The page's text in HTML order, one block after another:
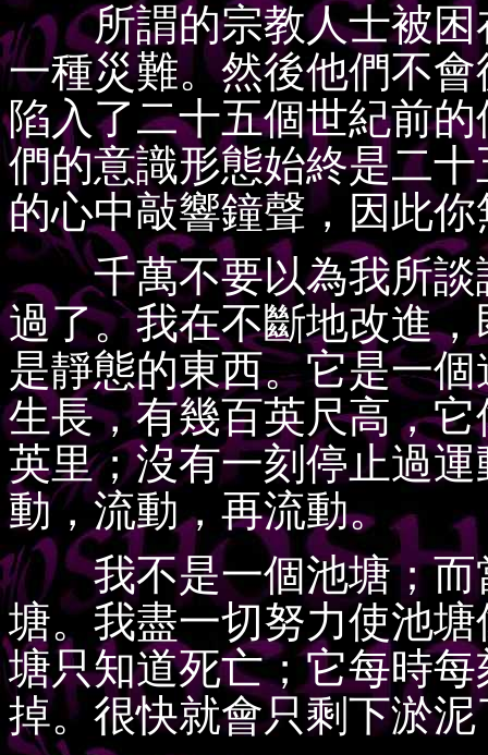
所謂的宗教人士被困
一種災難。然後他們不
陷入了二十五個世紀前
們的意識形態始終是二
的心中敲響鐘聲，因此
千萬不要以為我所談
過了。我在不斷地改進
是靜態的東西。它是一
生長，有幾百英尺高，
英里；沒有一刻停止過
動，流動，再流動。
我不是一個池塘；而
塘。我盡一切努力使池
塘只知道死亡；它每時
掉。很快就會只剩下淤泥